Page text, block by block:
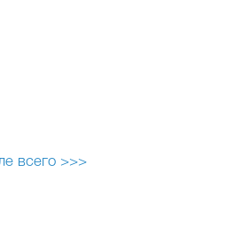
всего >>>